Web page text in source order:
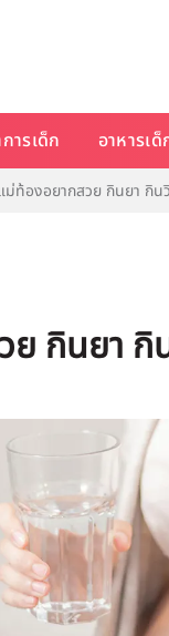
ารเด็ก อาหารเด็
ท้องอยากสวย กินยา กิน
กินยา กิ